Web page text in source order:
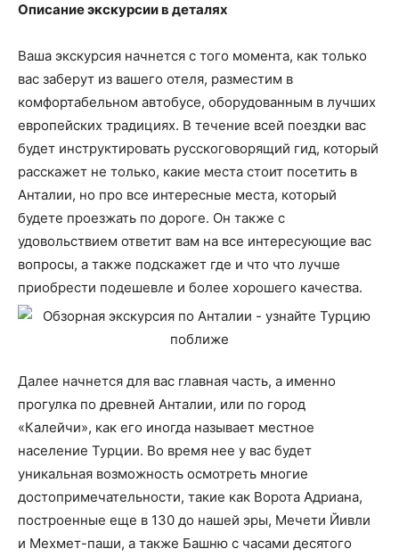
Описание экскурсии в деталях
Ваша экскурсия начнется с того момента, как только
вас заберут из вашего отеля, разместим в
комфортабельном автобусе, оборудованным в лучших
европейских традициях. В течение всей поездки вас
будет инструктировать русскоговорящий гид, который
расскажет не только, какие места стоит посетить в
Анталии, но про все интересные места, который
будете проезжать по дороге. Он также с
удовольствием ответит вам на все интересующие вас
вопросы, а также подскажет где и что что лучше
приобрести подешевле и более хорошего качества.
Далее начнется для вас главная часть, а именно
прогулка по древней Анталии, или по город
«Калейчи», как его иногда называет местное
население Турции. Во время нее у вас будет
уникальная возможность осмотреть многие
достопримечательности, такие как Ворота Адриана,
построенные еще в 130 до нашей эры, Мечети Йивли
и Мехмет-паши, а также Башню с часами десятого